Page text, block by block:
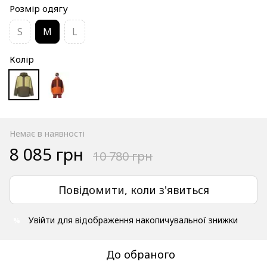
Розмір одягу
S M L
Колір
Немає в наявності
8 085 грн 10 780 грн
Повідомити, коли з'явиться
Увійти для відображення накопичувальної знижки
До обраного